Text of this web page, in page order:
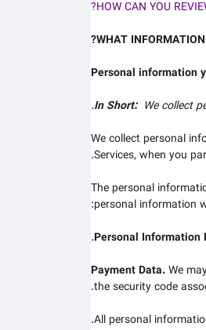
Personal information
In Short: We collect
We collect personal
Services, when you
The personal
personal information
Personal Information
Payment Data.We
the security code
.
All personal